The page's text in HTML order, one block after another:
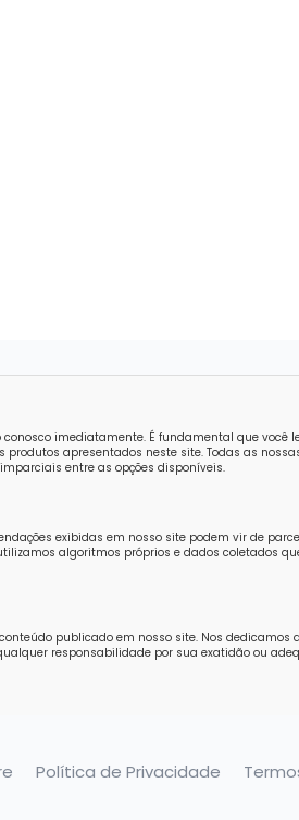
imediatamente. É fundamental que você
apresentados neste site. Todas as
entre as opções disponíveis.
exibidas em nosso site podem vir de
algoritmos próprios e dados coletados
publicado em nosso site. Nos dedicamos
responsabilidade por sua exatidão ou
Política de Privacidade